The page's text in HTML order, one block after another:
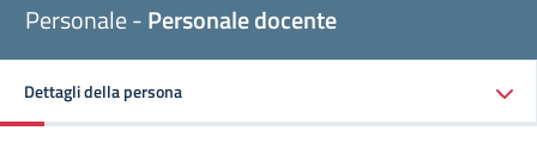
Personale -Personale docente
Dettagli della persona